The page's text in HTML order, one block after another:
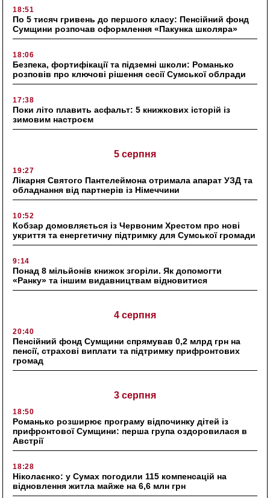
18:51
По 5 тисяч гривень до першого класу: Пенсійний фонд
Сумщини розпочав оформлення «Пакунка школяра»
18:06
Безпека, фортифікації та підземні школи: Романько
розповів про ключові рішення сесії Сумської облради
17:38
Поки літо плавить асфальт: 5 книжкових історій із
зимовим настроєм
5 серпня
19:27
Лікарня Святого Пантелеймона отримала апарат УЗД та
обладнання від партнерів із Німеччини
10:52
Кобзар домовляється із Червоним Хрестом про нові
укриття та енергетичну підтримку для Сумської громади
9:14
Понад 8 мільйонів книжок згоріли. Як допомогти
«Ранку» та іншим видавництвам відновитися
4 серпня
20:40
Пенсійний фонд Сумщини спрямував 0,2 млрд грн на
пенсії, страхові виплати та підтримку прифронтових
громад
3 серпня
18:50
Романько розширює програму відпочинку дітей із
прифронтової Сумщини: перша група оздоровилася в
Австрії
18:28
Ніколаєнко: у Сумах погодили 115 компенсацій на
відновлення житла майже на 6,6 млн грн